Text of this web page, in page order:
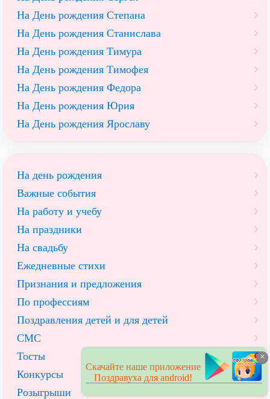
На День рождения Степана
На День рождения Станислава
На День рождения Тимура
На День рождения Тимофея
На День рождения Федора
На День рождения Юрия
На День рождения Ярославу
На день рождения
Важные события
На работу и учебу
На праздники
На свадьбу
Ежедневные стихи
Признания и предложения
По профессиям
Поздравления детей и для детей
СМС
Тосты
Конкурсы
Розыгрыши
×
Скачайте наше приложение
Поздравуха для android!